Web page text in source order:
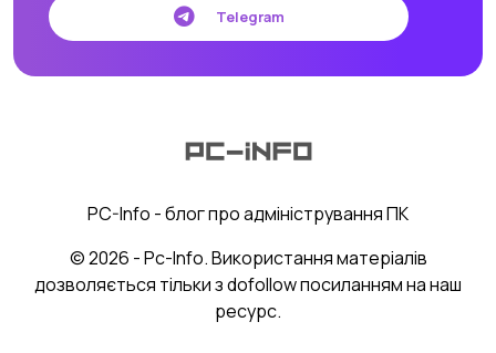
Telegram
PC-Info - блог про адміністрування ПК
© 2026 - Pc-Info. Використання матеріалів
дозволяється тільки з dofollow посиланням на наш
ресурс.